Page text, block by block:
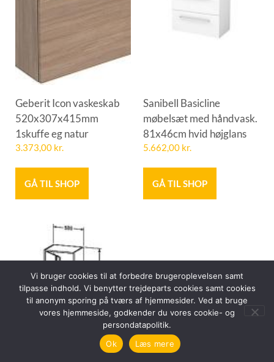
Geberit Icon vaskeskab
520x307x415mm
1skuffe eg natur
3.373,00 kr.
GÅ TIL SHOP
Sanibell Basicline
møbelsæt med håndvask.
81x46cm hvid højglans
5.662,00 kr.
GÅ TIL SHOP
Vi bruger cookies til at forbedre brugeroplevelsen samt
tilpasse indhold. Vi benytter trejdeparts cookies samt cookies
til anonym sporing på tværs af hjemmesider. Ved at bruge
vores hjemmeside, godkender du vores cookie- og
persondatapolitik.
Ok
Læs mere